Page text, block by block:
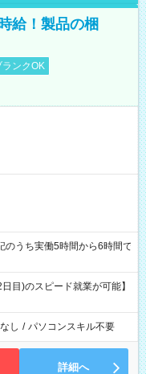
給！製品の梱
ランクOK
目)のスピード就業が可能】
し / パソコンスキル不要
詳細へ